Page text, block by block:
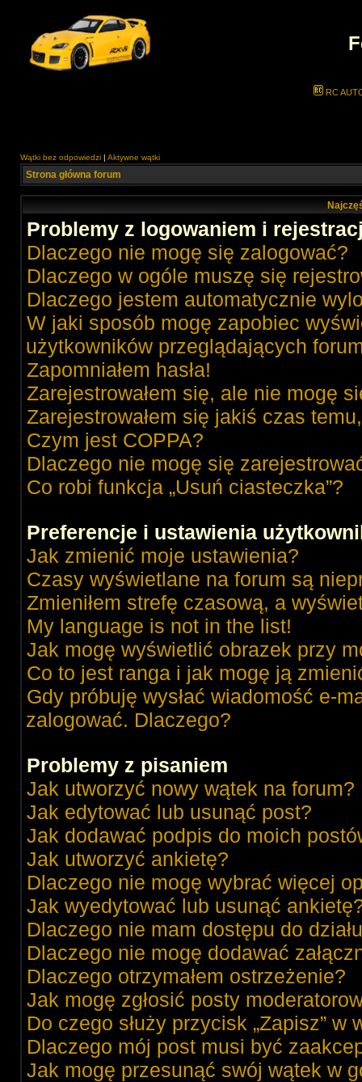
RC
Wątki bez odpowiedzi | Aktywne wątki
Strona główna forum
Problemy z logowaniem i
Dlaczego nie mogę się zalogować?
Dlaczego w ogóle muszę się
Dlaczego jestem automatycznie
W jaki sposób mogę zapobiec
użytkowników przeglądających
Zapomniałem hasła!
Zarejestrowałem się, ale nie mogę
Zarejestrowałem się jakiś czas
Czym jest COPPA?
Dlaczego nie mogę się
Co robi funkcja „Usuń ciasteczka”?
Preferencje i ustawienia
Jak zmienić moje ustawienia?
Czasy wyświetlane na forum są
Zmieniłem strefę czasową, a
My language is not in the list!
Jak mogę wyświetlić obrazek przy
Co to jest ranga i jak mogę ją
Gdy próbuję wysłać wiadomość e-
zalogować. Dlaczego?
Problemy z pisaniem
Jak utworzyć nowy wątek na forum?
Jak edytować lub usunąć post?
Jak dodawać podpis do moich
Jak utworzyć ankietę?
Dlaczego nie mogę wybrać więcej
Jak wyedytować lub usunąć
Dlaczego nie mam dostępu do
Dlaczego nie mogę dodawać
Dlaczego otrzymałem ostrzeżenie?
Jak mogę zgłosić posty
Do czego służy przycisk „Zapisz”
Dlaczego mój post musi być
Jak mogę przesunąć swój wątek w